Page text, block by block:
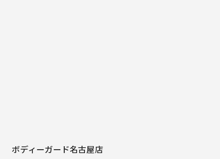
ボディーガード名古屋店